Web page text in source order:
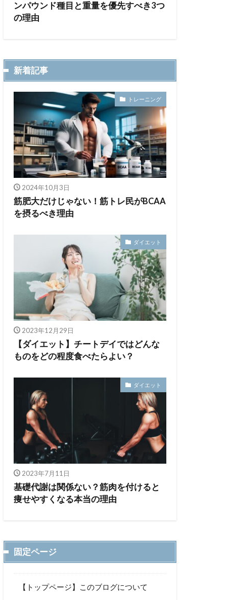
ンパウンド種目と重量を優先すべき3つ
の理由
新着記事
トレーニング
2024年10月3日
筋肥大だけじゃない！筋トレ民がBCAA
を摂るべき理由
ダイエット
2023年12月29日
【ダイエット】チートデイではどんな
ものをどの程度食べたらよい？
ダイエット
2023年7月11日
基礎代謝は関係ない？筋肉を付けると
痩せやすくなる本当の理由
固定ページ
【トップページ】このブログについて